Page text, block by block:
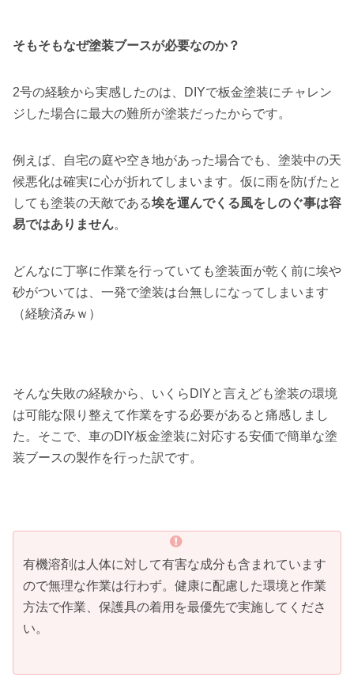
そもそもなぜ塗装ブースが必要なのか？
2号の経験から実感したのは、DIYで板金塗装にチャレン
ジした場合に最大の難所が塗装だったからです。
例えば、自宅の庭や空き地があった場合でも、塗装中の天
候悪化は確実に心が折れてしまいます。仮に雨を防げたと
しても塗装の天敵である埃を運んでくる風をしのぐ事は容
易ではありません。
どんなに丁寧に作業を行っていても塗装面が乾く前に埃や
砂がついては、一発で塗装は台無しになってしまいます
（経験済みｗ）
そんな失敗の経験から、いくらDIYと言えども塗装の環境
は可能な限り整えて作業をする必要があると痛感しまし
た。そこで、車のDIY板金塗装に対応する安価で簡単な塗
装ブースの製作を行った訳です。
有機溶剤は人体に対して有害な成分も含まれています
ので無理な作業は行わず。健康に配慮した環境と作業
方法で作業、保護具の着用を最優先で実施してくださ
い。